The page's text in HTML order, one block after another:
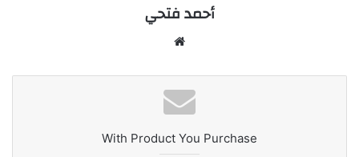
أحمد فتحي
With Product You Purchase